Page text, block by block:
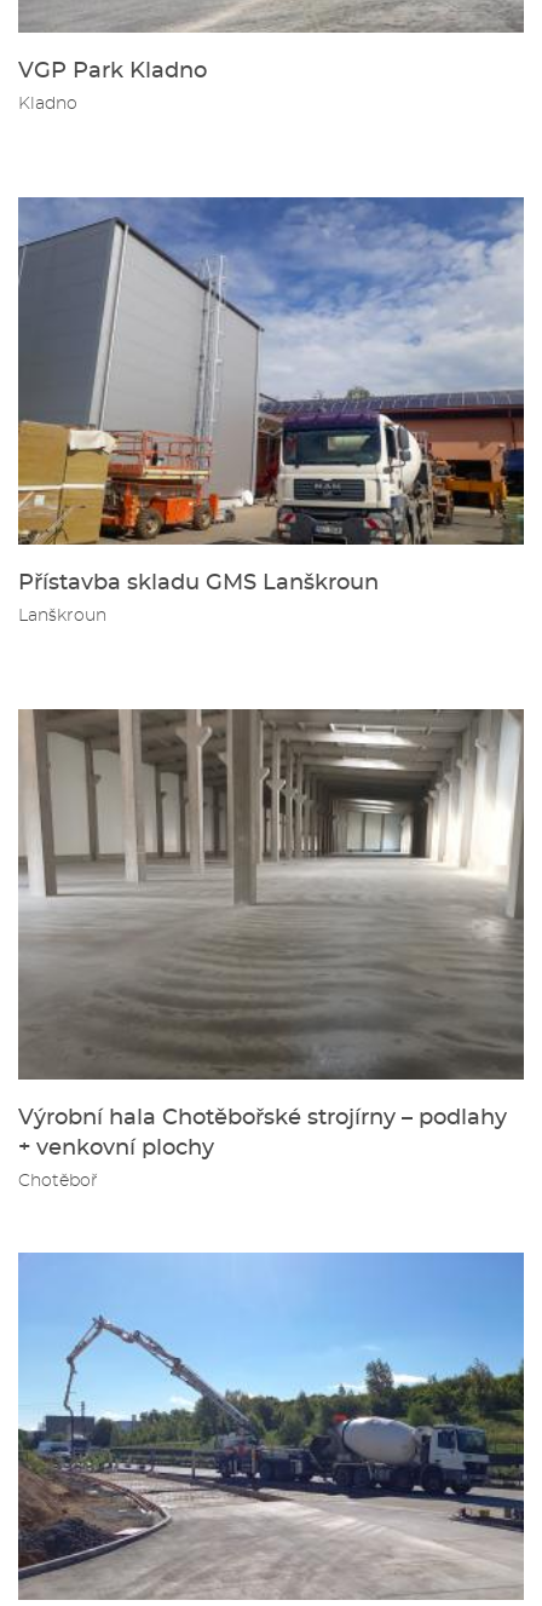
VGP Park Kladno
Kladno
Přístavba skladu GMS Lanškroun
Lanškroun
Výrobní hala Chotěbořské strojírny – podlahy
+ venkovní plochy
Chotěboř